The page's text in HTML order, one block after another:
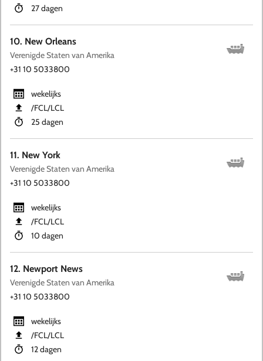
27 dagen
10. New Orleans
Verenigde Staten van Amerika
+31 10 5033800
wekelijks
​/FCL​/LCL
25 dagen
11. New York
Verenigde Staten van Amerika
+31 10 5033800
wekelijks
​/FCL​/LCL
10 dagen
12. Newport News
Verenigde Staten van Amerika
+31 10 5033800
wekelijks
​/FCL​/LCL
12 dagen